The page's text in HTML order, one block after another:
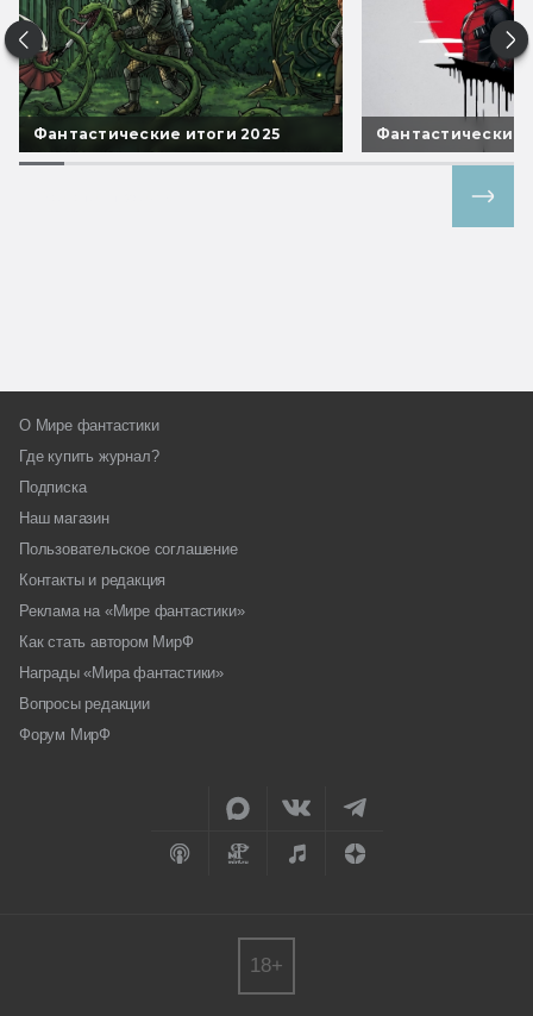
Фантастические итоги 2025 Фантастические
О Мире фантастики
Где купить журнал?
Подписка
Наш магазин
Пользовательское соглашение
Контакты и редакция
Реклама на «Мире фантастики»
Как стать автором МирФ
Награды «Мира фантастики»
Вопросы редакции
Форум МирФ
18+